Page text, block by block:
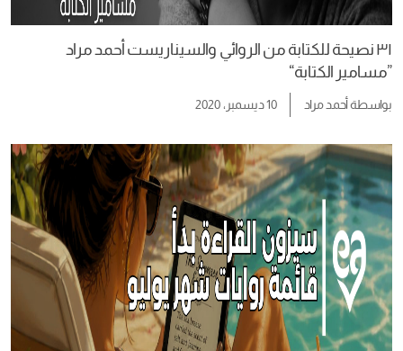
٣١ نصيحة للكتابة من الروائي والسيناريست أحمد مراد
”مسامير الكتابة“
بواسطةأحمد مراد 10 ديسمبر، 2020